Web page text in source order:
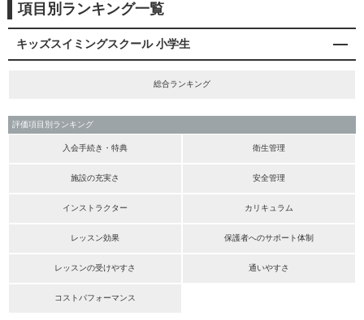
項目別ランキング一覧
キッズスイミングスクール 小学生
総合ランキング
評価項目別ランキング
入会手続き・特典 衛生管理
施設の充実さ 安全管理
インストラクター カリキュラム
レッスン効果 保護者へのサポート体制
レッスンの受けやすさ 通いやすさ
コストパフォーマンス